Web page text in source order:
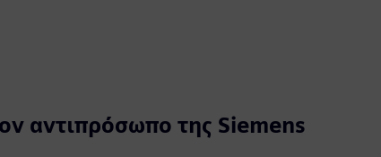
αντιπρόσωπο της Siemens